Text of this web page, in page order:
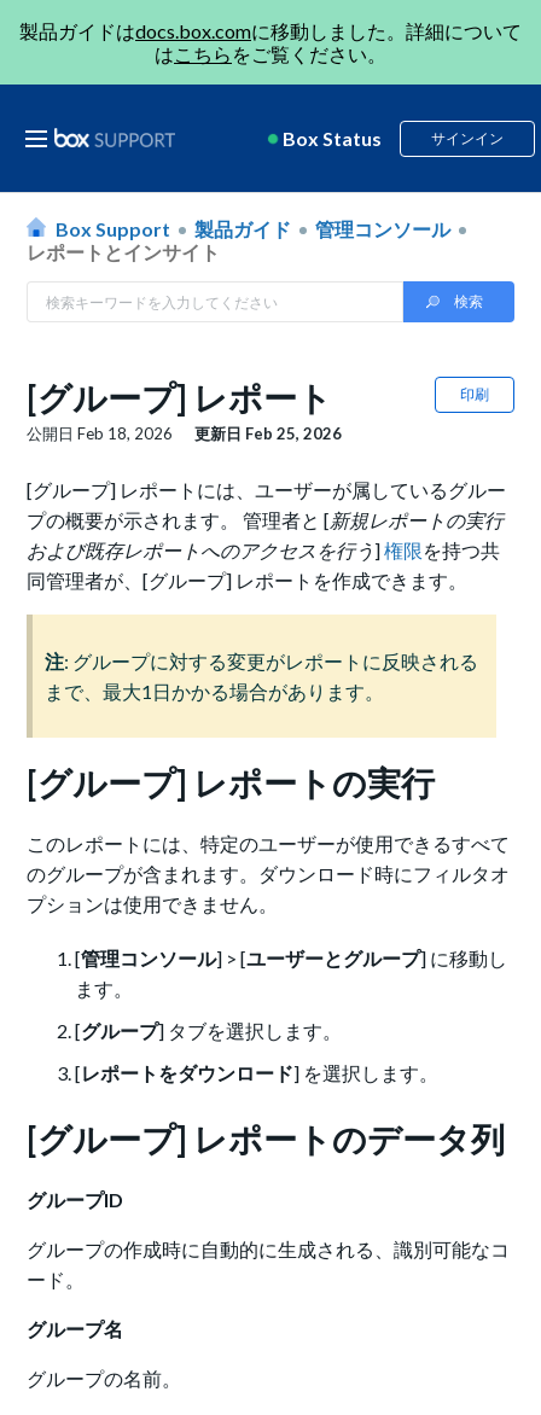
製品ガイドはdocs.box.comに移動しました。詳細について
はこちら をご覧ください。
Box Status サインイン
Box Support 製品ガイド
管理コンソール
レポートとインサイト
印刷
[グループ] レポート
公開日Feb 18, 2026 更新日 Feb 25, 2026
[グループ] レポートには、ユーザーが属しているグルー
プの概要が示されます。 管理者と [新規レポートの実行
および既存レポートへのアクセスを行う ]権限を持つ共
同管理者が、[グループ] レポートを作成できます。
注: グループに対する変更がレポートに反映される
まで、最大1日かかる場合があります。
[グループ] レポートの実行
このレポートには、特定のユーザーが使用できるすべて
のグループが含まれます。ダウンロード時にフィルタオ
プションは使用できません。
[管理コンソール] > [ユーザーとグループ] に移動し
ます。
[グループ] タブを選択します。
[レポートをダウンロード] を選択します。
[グループ] レポートのデータ列
グループID
グループの作成時に自動的に生成される、識別可能なコ
ード。
グループ名
グループの名前。